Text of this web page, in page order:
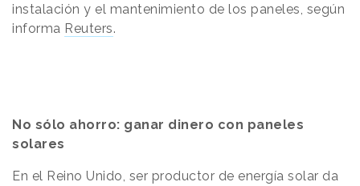
instalación y el mantenimiento de los paneles, según
informa Reuters.
No sólo ahorro: ganar dinero con paneles
solares
En el Reino Unido, ser productor de energía solar da